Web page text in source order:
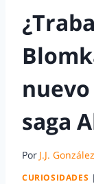
saga
Por J.J.
CURIOSIDADES |